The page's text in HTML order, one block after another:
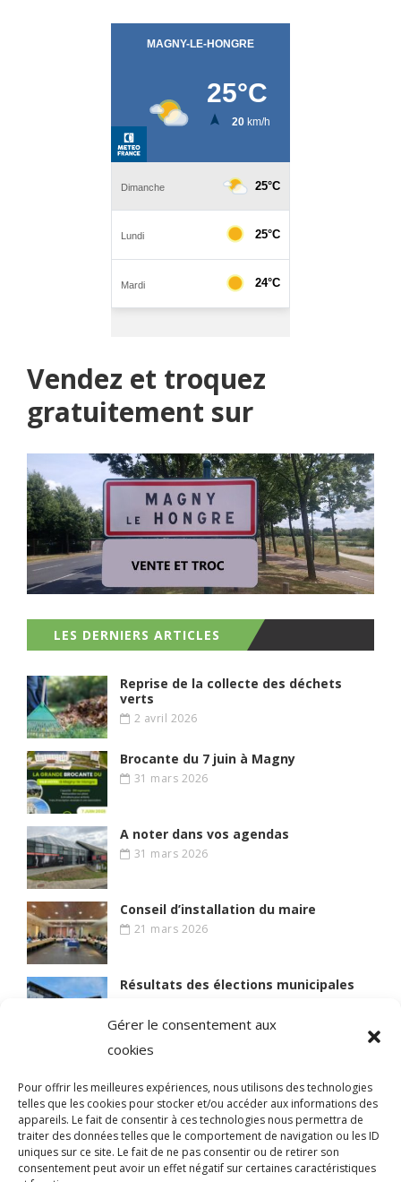
Gérer le consentement aux
cookies
Pour offrir les meilleures expériences, nous utilisons des technologies
telles que les cookies pour stocker et/ou accéder aux informations des
appareils. Le fait de consentir à ces technologies nous permettra de
traiter des données telles que le comportement de navigation ou les ID
uniques sur ce site. Le fait de ne pas consentir ou de retirer son
consentement peut avoir un effet négatif sur certaines caractéristiques
Vendez et troquez
gratuitement sur
LES DERNIERS ARTICLES
Reprise de la collecte des déchets
verts
2 avril 2026
Brocante du 7 juin à Magny
31 mars 2026
A noter dans vos agendas
31 mars 2026
Conseil d’installation du maire
21 mars 2026
Résultats des élections municipales
© 2021 BIEN VIVRE A MAGNY